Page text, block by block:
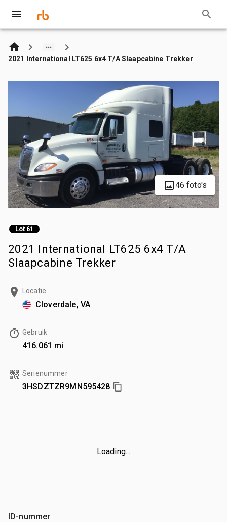
2021 International LT625 6x4 T/A Slaapcabine Trekker
46 foto's
Lot 61
2021 International LT625 6x4 T/A
Slaapcabine Trekker
Locatie
Cloverdale, VA
Gebruik
416.061 mi
Serienummer
3HSDZTZR9MN595428
Loading...
ID-nummer